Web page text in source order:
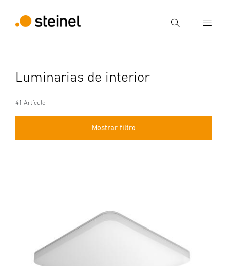
Búsqueda
Búsqueda
Luminarias de interior
41 Artículo
Mostrar filtro